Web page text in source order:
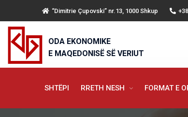
“Dimitrie Çupovski” nr.13, 1000 Shkup
ODA EKONOMIKE
E MAQEDONISË SË VERIUT
SHTËPI RRETH NESH FORMAT E